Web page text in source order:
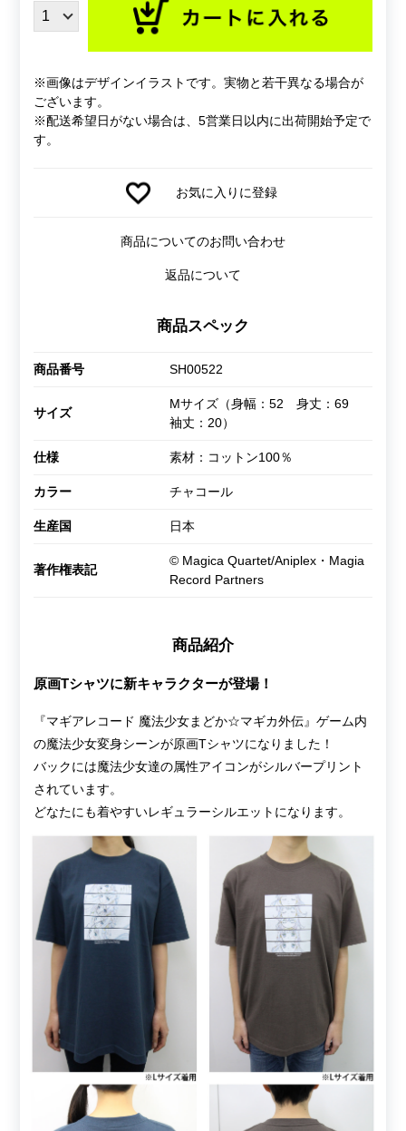
※画像はデザインイラストです。実物と若干異なる場合が
ございます。
※配送希望日がない場合は、5営業日以内に出荷開始予定で
す。
お気に入りに登録
商品についてのお問い合わせ
返品について
商品スペック
商品番号 SH00522
サイズ
Mサイズ（身幅：52 身丈：69
袖丈：20）
仕様 素材：コットン100％
カラー チャコール
生産国 日本
著作権表記
© Magica Quartet/Aniplex・Magia
Record Partners
商品紹介
原画Tシャツに新キャラクターが登場！
『マギアレコード 魔法少女まどか☆マギカ外伝』ゲーム内
の魔法少女変身シーンが原画Tシャツになりました！
バックには魔法少女達の属性アイコンがシルバープリント
されています。
どなたにも着やすいレギュラーシルエットになります。